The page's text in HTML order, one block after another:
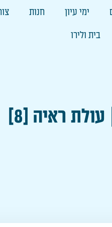
ימי עיון חנות
בית ולירו
ראיה [8]